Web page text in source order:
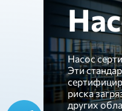
Насос
Эти
риска
других